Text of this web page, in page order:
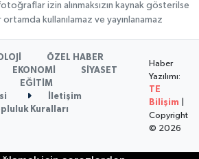
izin alınmaksızın kaynak gösterilse
kullanılamaz ve yayınlanamaz
ÖZEL HABER
EKONOMİ
SİYASET
EĞİTİM
İletişim
Kuralları
Haber
Yazılımı:
TE
Bilişim
Copyright
© 2026